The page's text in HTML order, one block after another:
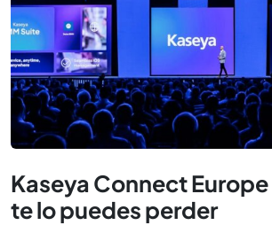
Kaseya Connect
te lo puedes perder